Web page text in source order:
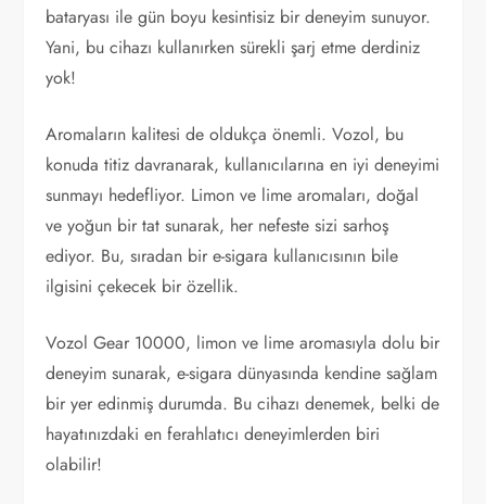
bataryası ile gün boyu kesintisiz bir deneyim sunuyor.
Yani, bu cihazı kullanırken sürekli şarj etme derdiniz
yok!
Aromaların kalitesi de oldukça önemli. Vozol, bu
konuda titiz davranarak, kullanıcılarına en iyi deneyimi
sunmayı hedefliyor. Limon ve lime aromaları, doğal
ve yoğun bir tat sunarak, her nefeste sizi sarhoş
ediyor. Bu, sıradan bir e-sigara kullanıcısının bile
ilgisini çekecek bir özellik.
Vozol Gear 10000, limon ve lime aromasıyla dolu bir
deneyim sunarak, e-sigara dünyasında kendine sağlam
bir yer edinmiş durumda. Bu cihazı denemek, belki de
hayatınızdaki en ferahlatıcı deneyimlerden biri
olabilir!